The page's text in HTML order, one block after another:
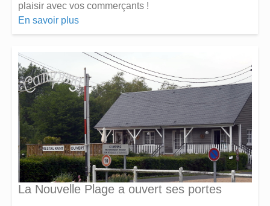
plaisir avec vos commerçants !
En savoir plus
La Nouvelle Plage a ouvert ses portes